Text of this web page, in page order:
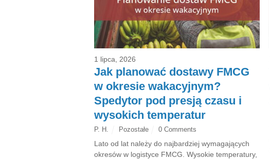
1 lipca, 2026
Jak planować dostawy FMCG
w okresie wakacyjnym?
Spedytor pod presją czasu i
wysokich temperatur
P. H. Pozostałe 0 Comments
Lato od lat należy do najbardziej wymagających
okresów w logistyce FMCG. Wysokie temperatury,